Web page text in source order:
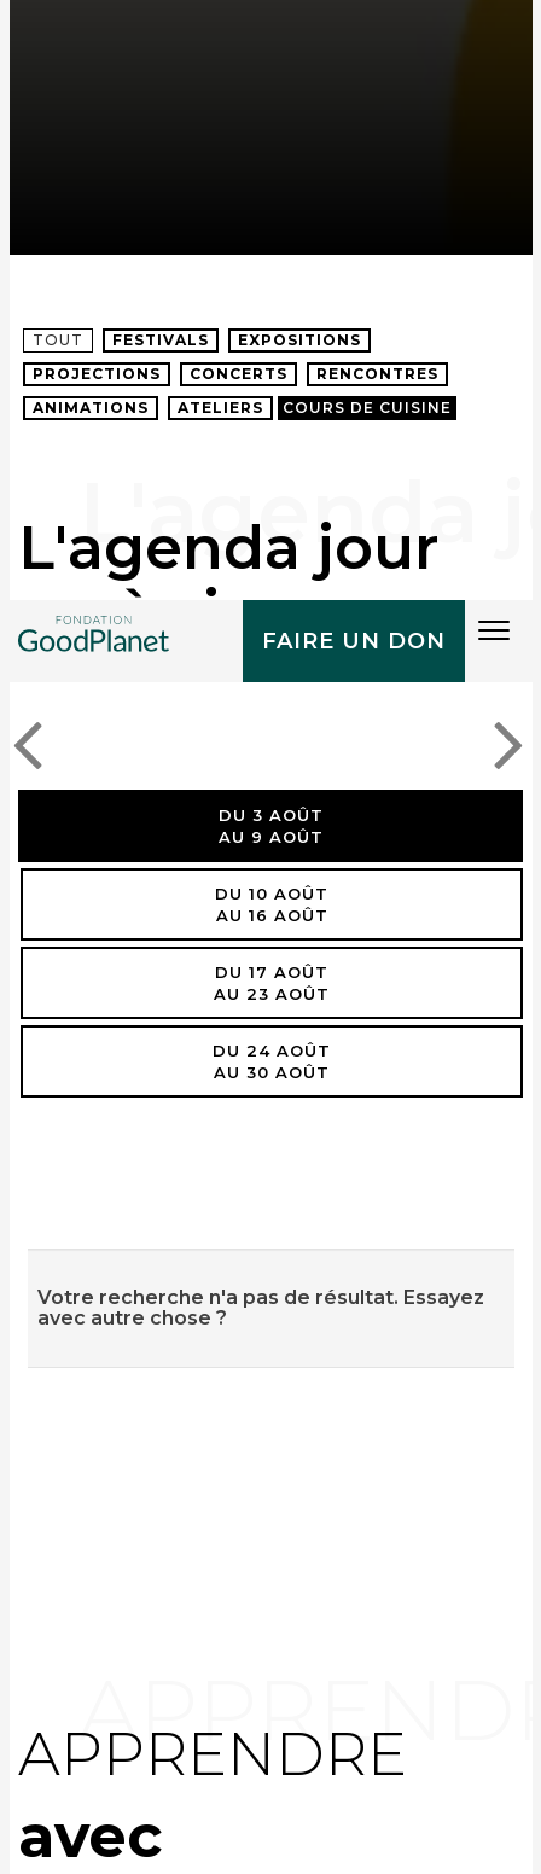
FAIRE UN DON
TOUT FESTIVALS
EXPOSITIONS
PROJECTIONS
CONCERTS
RENCONTRES
ANIMATIONS
ATELIERS COURS DE CUISINE
L'agenda jour
après jour
DU 3 AOÛT
AU 9 AOÛT
DU 10 AOÛT
AU 16 AOÛT
DU 17 AOÛT
AU 23 AOÛT
DU 24 AOÛT
AU 30 AOÛT
Votre recherche n'a pas de résultat. Essayez
avec autre chose ?
APPRENDRE
avec